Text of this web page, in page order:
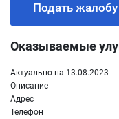
Подать жалобу
Оказываемые
Актуально на 13.08.2023
Описание
Адрес
Телефон